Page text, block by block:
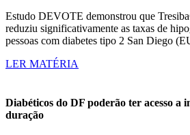
Estudo DEVOTE demonstrou que
reduziu significativamente as taxas de
pessoas com diabetes tipo 2 San Diego
LER MATÉRIA
Diabéticos do DF poderão ter acesso a
duração